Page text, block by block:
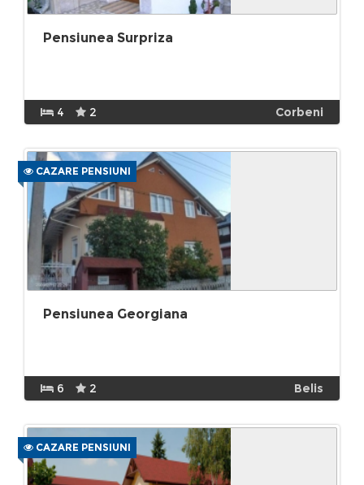
Pensiunea Surpriza
4 2 Corbeni
CAZARE PENSIUNI
Pensiunea Georgiana
6 2 Belis
CAZARE PENSIUNI